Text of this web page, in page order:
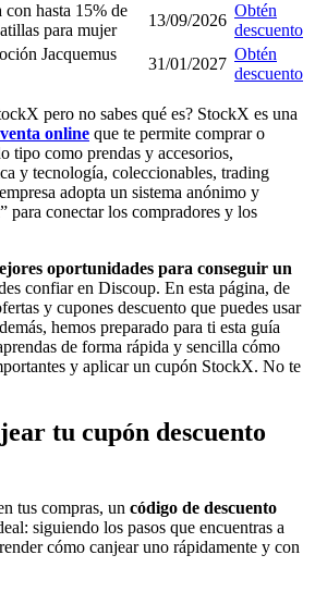
hasta 15% de
para mujer
13/09/2026
Obtén
descuento
Jacquemus
31/01/2027
Obtén
descuento
pero no sabes qué es? StockX es una
online que te permite comprar o
tipo como prendas y accesorios,
y tecnología, coleccionables, trading
adopta un sistema anónimo y
para conectar los compradores y los
oportunidades para conseguir un
confiar en Discoup. En esta página, de
y cupones descuento que puedes usar
hemos preparado para ti esta guía
de forma rápida y sencilla cómo
y aplicar un cupón StockX. No te
tu cupón descuento
tus compras, un código de descuento
siguiendo los pasos que encuentras a
cómo canjear uno rápidamente y con